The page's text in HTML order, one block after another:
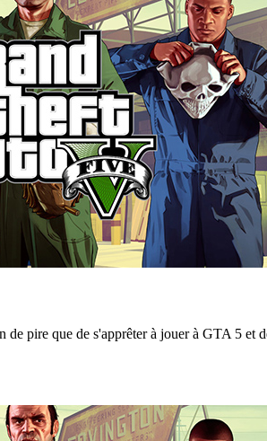
pire que de s'apprêter à jouer à GTA 5 et